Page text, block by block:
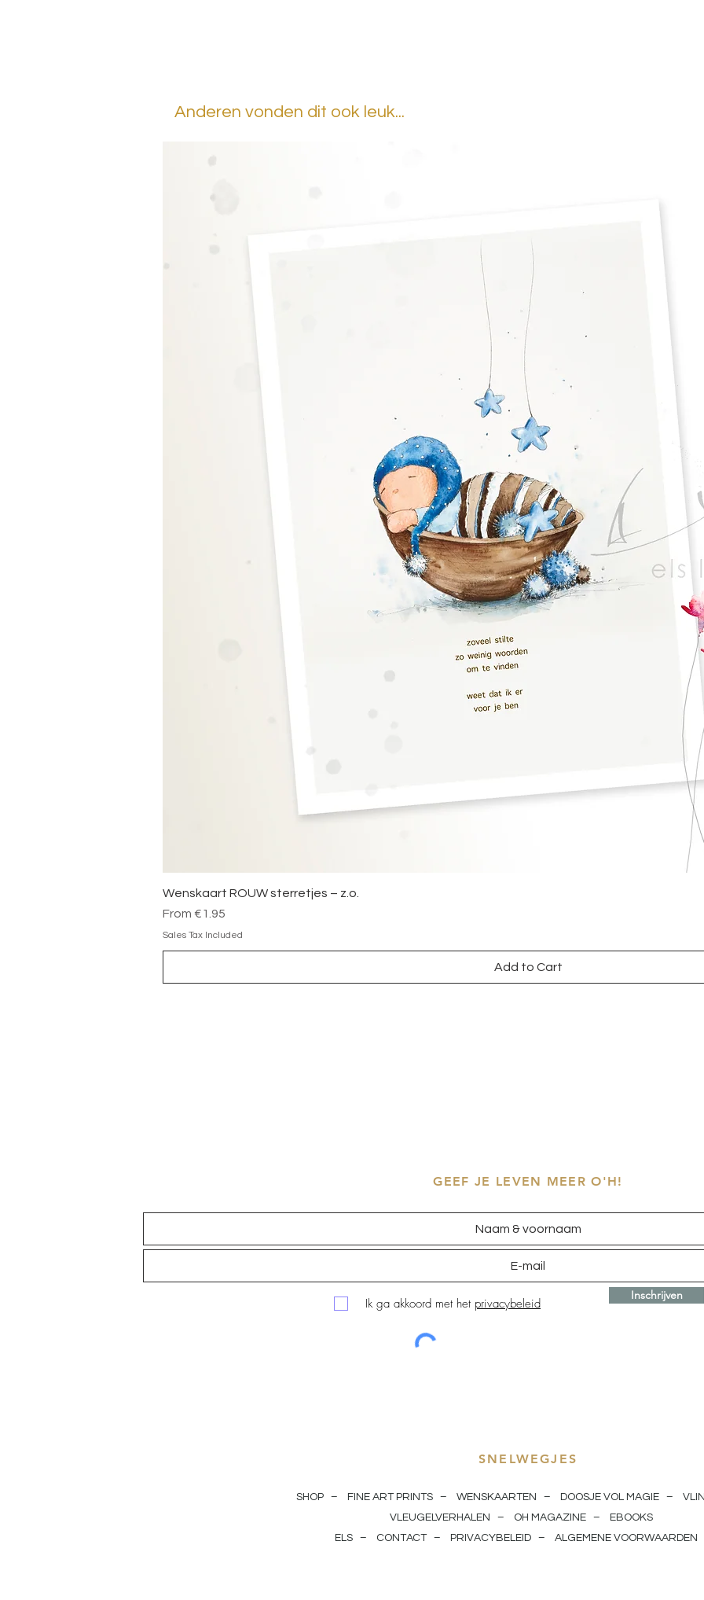
Anderen vonden dit ook leuk...
Wenskaart ROUW sterretjes – z.o.
From €1.95
Sale Price
Sales Tax Included
Add to Cart
GEEF JE LEVEN MEER O'H!
Ik ga akkoord met het privacybeleid
Inschrijven
SNELWEGJES
SHOP – FINE ART PRINTS – WENSKAARTEN – DOOSJE VOL MAGIE–
VLEUGELVERHALEN
– OH MAGAZINE–
EBOOKS
ELS
– CONTACT – PRIVACYBELEID – ALGEMENE VOORWAARDEN